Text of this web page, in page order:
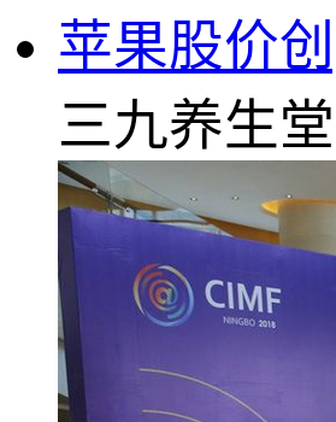
苹果股价
三九养生堂